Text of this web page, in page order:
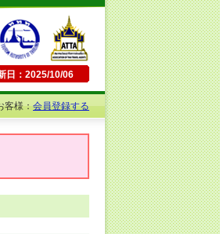
日：2025/10/06
客様：会員登録する